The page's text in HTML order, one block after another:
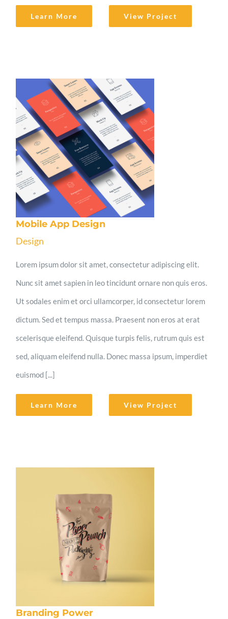
Learn More View Project
Mobile App Design
Design
Lorem ipsum dolor sit amet, consectetur adipiscing elit.
Nunc sit amet sapien in leo tincidunt ornare non quis eros.
Ut sodales enim et orci ullamcorper, id consectetur lorem
dictum. Sed et tempus massa. Praesent non eros at erat
scelerisque eleifend. Quisque turpis felis, rutrum quis est
sed, aliquam eleifend nulla. Donec massa ipsum, imperdiet
euismod [...]
Learn More View Project
Branding Power